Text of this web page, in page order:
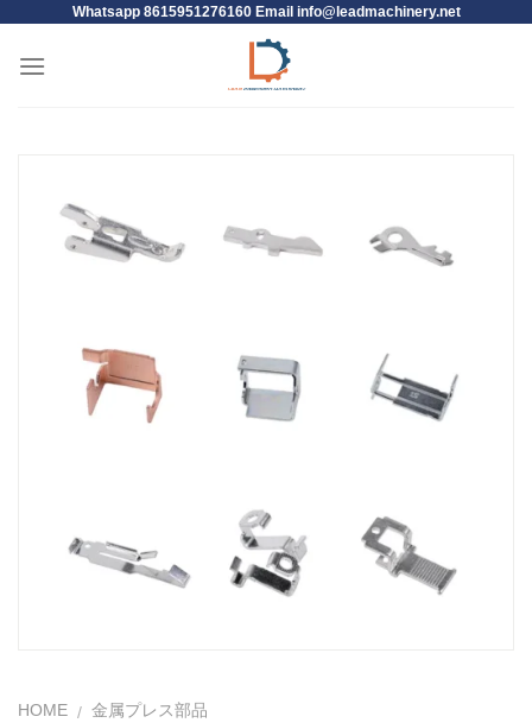
Whatsapp 8615951276160 Email info@leadmachinery.net
HOME / 金属プレス部品